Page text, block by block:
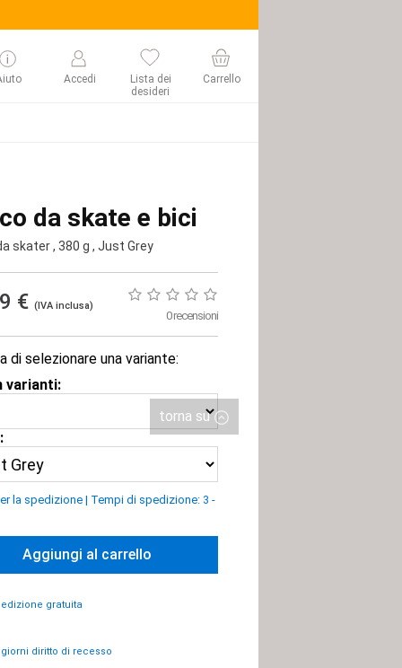
Accedi
Lista dei
desideri
Carrello
da skate e bici
skater, 380 g , Just Grey
€ (IVA inclusa)
0 recensioni
di selezionare una variante:
varianti:
la spedizione | Tempi di spedizione: 3 -
Aggiungi al carrello
gratuita
giorni diritto di recesso
torna su